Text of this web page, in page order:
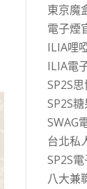
東京魔
電子煙
ILIA哩
ILIA電
SP2S
SP2S糖
SWAG
台北私
SP2S
八大兼